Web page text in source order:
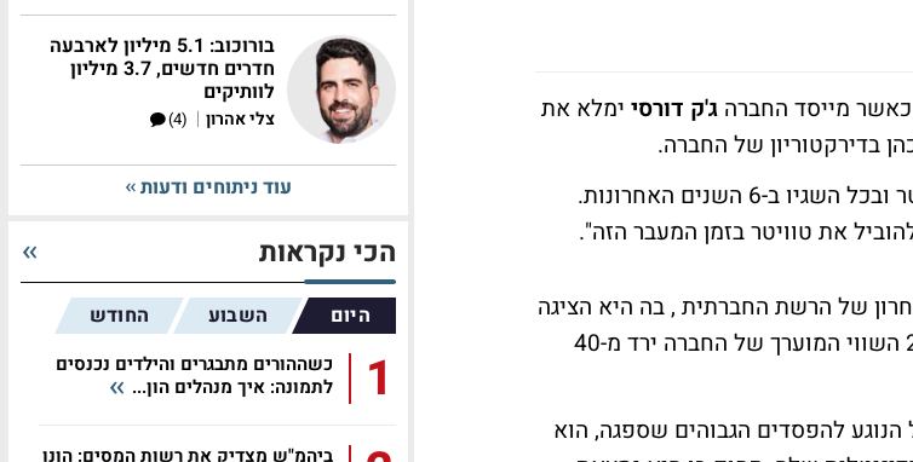
מייסד החברה ג'ק דורסי ימלא את
בדירקטוריון של החברה.
בהודעה לתקשורת אמר קוסטלו: "אני גאה מאוד בצוות של טוויטר ובכל השגיו ב-6 השנים האחרונות.
את טוויטר בזמן המעבר הזה".
של הרשת החברתית , בה היא הציגה
את הרבעון הכי חלש מאז שהונפקה והפכה לציבורית. מאז 2013 השווי המוערך של החברה ירד מ-40
להפסדים הגבוהים שספגה, הוא
בורוכוב: 5.1 מיליון לארבעה
חדרים חדשים, 3.7 מיליון
לוותיקים
צלי אהרון |
(4)
עוד ניתוחים ודעות
הכי נקראות
היום השבוע החודש
1
כשההורים מתבגרים והילדים נכנסים
לתמונה: איך מנהלים הון...
ביהמ"ש מצדיק את רשות המסים: הונו